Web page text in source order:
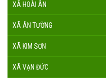
XÃ HOÀI ÂN
XÃ ÂN TƯỜNG
XÃ KIM SƠN
XÃ VẠN ĐỨC